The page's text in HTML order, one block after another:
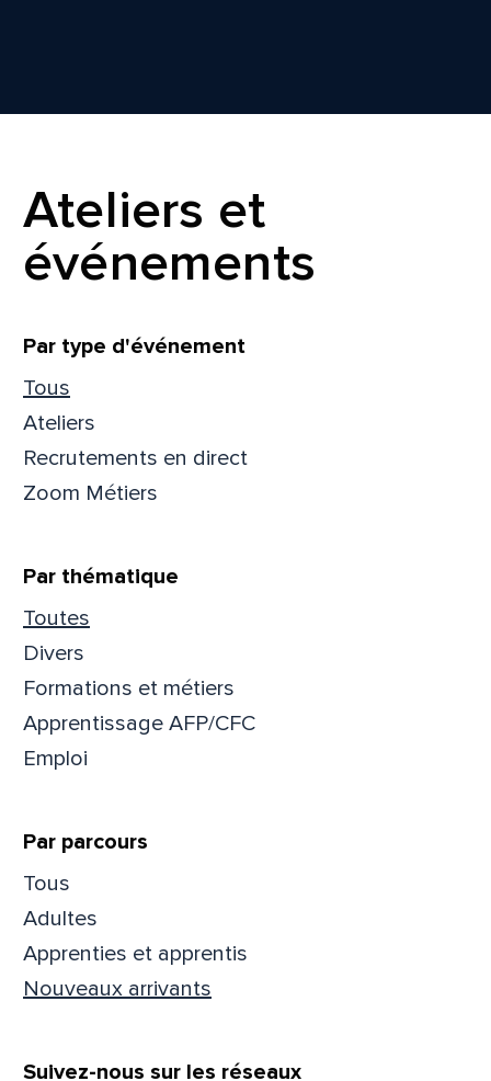
Ateliers et
événements
Filtrer
Par type d'événement
Tous
Ateliers
Recrutements en direct
Zoom Métiers
Par thématique
Toutes
Divers
Formations et métiers
Apprentissage AFP/CFC
Emploi
Par parcours
Tous
Adultes
Apprenties et apprentis
Nouveaux arrivants
Suivez-nous sur les réseaux